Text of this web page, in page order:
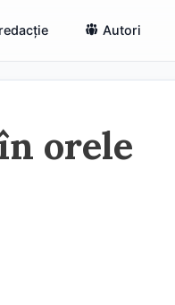
Autori
orele